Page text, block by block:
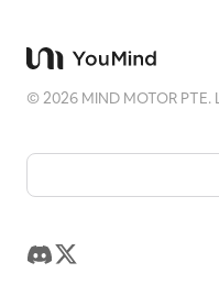
©2026 MIND MOTOR PTE.